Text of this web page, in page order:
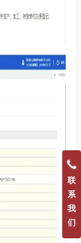
联
系
我
们